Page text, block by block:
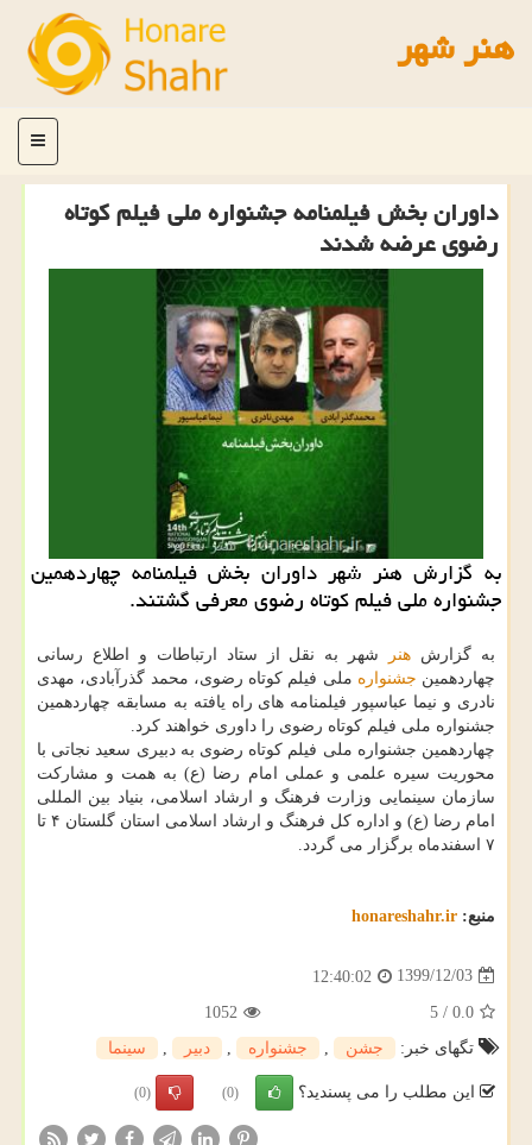
هنر شهر
منو
داوران بخش فیلمنامه جشنواره ملی فیلم كوتاه
رضوی عرضه شدند
به گزارش هنر شهر داوران بخش فیلمنامه چهاردهمین
جشنواره ملی فیلم کوتاه رضوی معرفی گشتند.
به گزارش هنر
شهر به نقل از ستاد ارتباطات و اطلاع رسانی
چهاردهمین جشنواره ملی فیلم کوتاه رضوی، محمد گذرآبادی، مهدی
نادری و نیما عباسپور فیلمنامه های راه یافته به مسابقه چهاردهمین
جشنواره ملی فیلم کوتاه رضوی را داوری خواهند کرد.
چهاردهمین جشنواره ملی فیلم کوتاه رضوی به دبیری سعید نجاتی با
محوریت سیره علمی و عملی امام رضا (ع) به همت و مشارکت
سازمان سینمایی وزارت فرهنگ و ارشاد اسلامی، بنیاد بین المللی
امام رضا (ع) و اداره کل فرهنگ و ارشاد اسلامی استان گلستان ۴ تا
۷ اسفندماه برگزار می گردد.
منبع: honareshahr.ir
1399/12/03
12:40:02
0.0
/
5
1052
تگهای خبر:
جشن , جشنواره , دبیر , سینما
این مطلب را می پسندید؟ (0)
(0)